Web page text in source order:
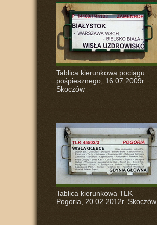
Tablica kierunkowa pociągu
pośpiesznego, 16.07.2009r.
Skoczów
Tablica kierunkowa TLK
Pogoria, 20.02.2012r. Skoczów.